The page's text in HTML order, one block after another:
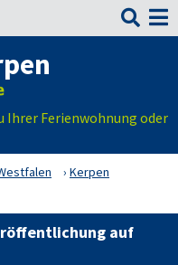

Ihrer Ferienwohnung oder
Kerpen
auf